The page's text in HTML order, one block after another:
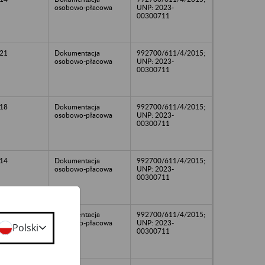
osobowo-płacowa
UNP: 2023-
00300711
Dokumentacja
osobowo-płacowa
992700/611/4/2015;
UNP: 2023-
00300711
Dokumentacja
osobowo-płacowa
992700/611/4/2015;
UNP: 2023-
00300711
Dokumentacja
osobowo-płacowa
992700/611/4/2015;
UNP: 2023-
00300711
Dokumentacja
osobowo-płacowa
992700/611/4/2015;
UNP: 2023-
00300711
Polski